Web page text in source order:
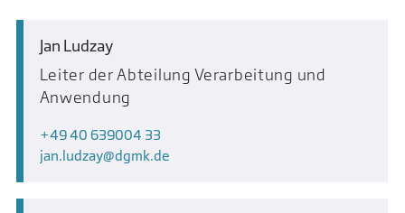
Jan Ludzay
Leiter der Abteilung Verarbeitung und
Anwendung
+49 40 639004 33
jan.ludzay
dgmk.de